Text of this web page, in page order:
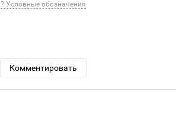
? Условные обозначения
Комментировать